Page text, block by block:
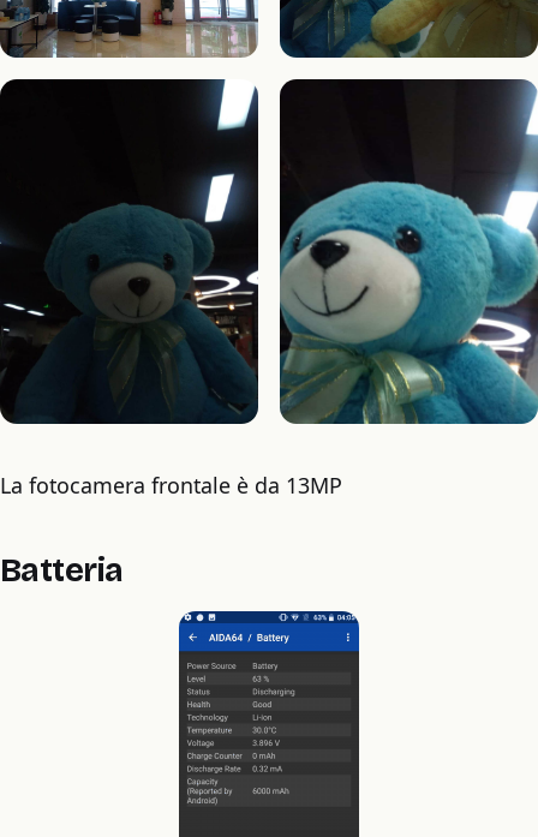
La fotocamera frontale è da 13MP
Batteria